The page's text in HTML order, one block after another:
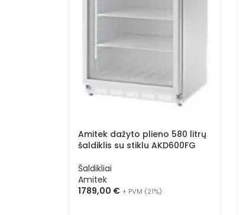
Amitek dažyto plieno 580 litrų
šaldiklis su stiklu AKD600FG
Šaldikliai
Amitek
1789,00 € + PVM (21%)